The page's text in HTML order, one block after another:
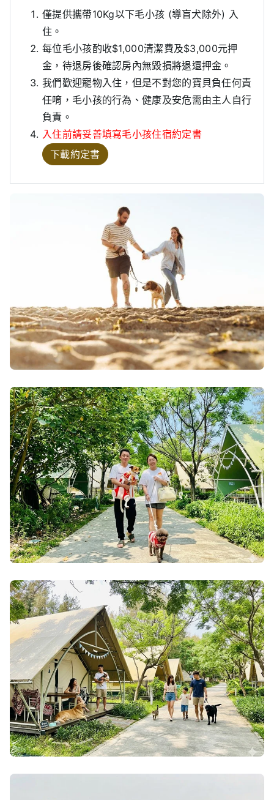
僅提供攜帶10Kg以下毛小孩 (導盲犬除外) 入
住。
每位毛小孩酌收$1,000清潔費及$3,000元押
金，待退房後確認房內無毀損將退還押金。
我們歡迎寵物入住，但是不對您的寶貝負任何責
任唷，毛小孩的行為、健康及安危需由主人自行
負責。
入住前請妥善填寫毛小孩住宿約定書
下載約定書